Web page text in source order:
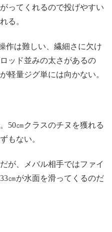
ってくれるので投げやすい
る。
作は難しい、繊細さに欠け
ッド並みの太さがあるの
軽量ジグ単には向かない。
50㎝クラスのチヌを獲れる
もない。
が、メバル相手ではファイ
㎝が水面を滑ってくるのだ